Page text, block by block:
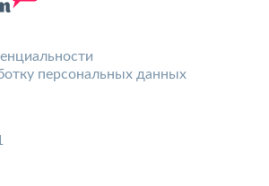
персональных данных